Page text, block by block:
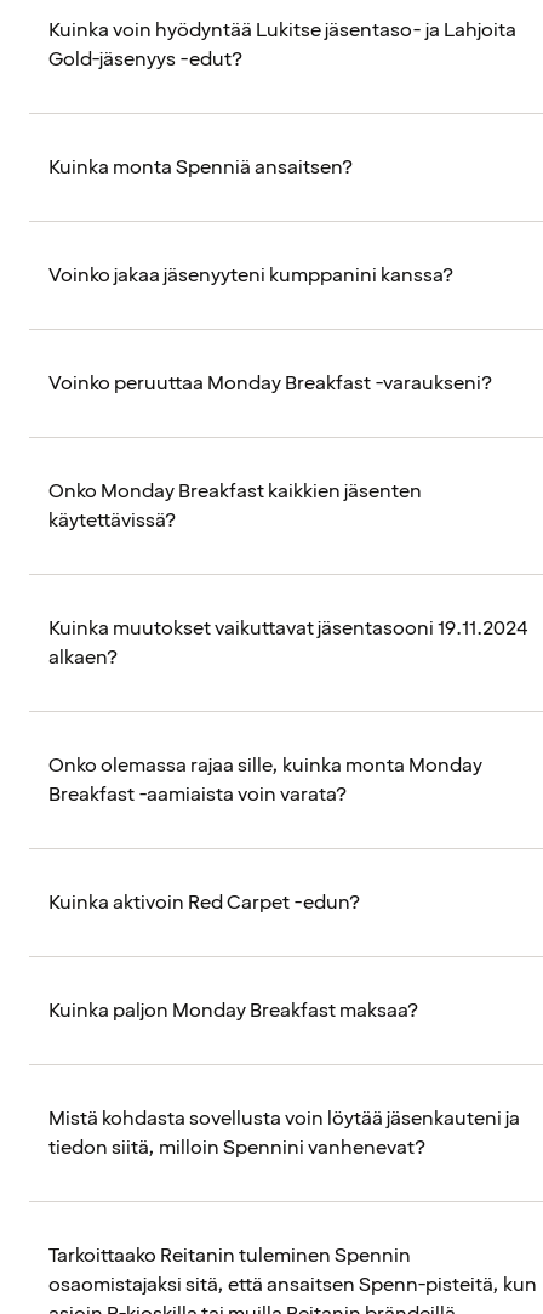
Kuinka voin hyödyntää Lukitse jäsentaso- ja Lahjoita
Gold-jäsenyys -edut?
Kuinka monta Spenniä ansaitsen?
Voinko jakaa jäsenyyteni kumppanini kanssa?
Voinko peruuttaa Monday Breakfast -varaukseni?
Onko Monday Breakfast kaikkien jäsenten
käytettävissä?
Kuinka muutokset vaikuttavat jäsentasooni 19.11.2024
alkaen?
Onko olemassa rajaa sille, kuinka monta Monday
Breakfast -aamiaista voin varata?
Kuinka aktivoin Red Carpet -edun?
Kuinka paljon Monday Breakfast maksaa?
Mistä kohdasta sovellusta voin löytää jäsenkauteni ja
tiedon siitä, milloin Spennini vanhenevat?
Tarkoittaako Reitanin tuleminen Spennin
osaomistajaksi sitä, että ansaitsen Spenn-pisteitä, kun